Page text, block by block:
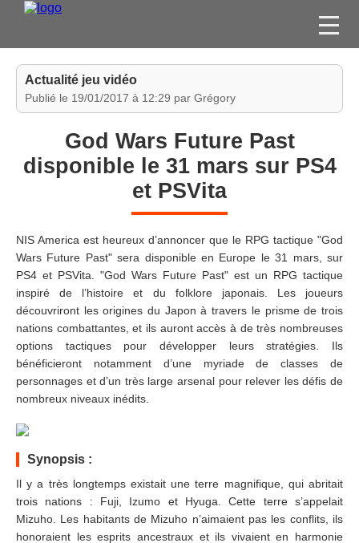
FILMS
JEUX VIDÉO
CONCOURS
ESPACE
MEMBRE
Actualité jeu vidéo
Publié le 19/01/2017 à 12:29 par Grégory
God Wars Future Past
disponible le 31 mars sur PS4
et PSVita
NIS America est heureux d’annoncer que le RPG tactique "God
Wars Future Past" sera disponible en Europe le 31 mars, sur
PS4 et PSVita. "God Wars Future Past" est un RPG tactique
inspiré de l’histoire et du folklore japonais. Les joueurs
découvriront les origines du Japon à travers le prisme de trois
nations combattantes, et ils auront accès à de très nombreuses
options tactiques pour développer leurs stratégies. Ils
bénéficieront notamment d’une myriade de classes de
personnages et d’un très large arsenal pour relever les défis de
nombreux niveaux inédits.
Synopsis :
Il y a très longtemps existait une terre magnifique, qui abritait
trois nations : Fuji, Izumo et Hyuga. Cette terre s’appelait
Mizuho. Les habitants de Mizuho n’aimaient pas les conflits, ils
honoraient les esprits ancestraux et ils vivaient en harmonie